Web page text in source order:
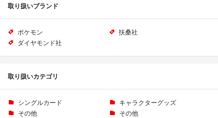
取り扱いブランド
ポケモン
扶桑社
ダイヤモンド社
取り扱いカテゴリ
シングルカード
キャラクターグッズ
その他
その他